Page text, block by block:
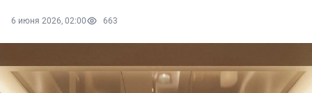
6 июня 2026, 02:00 663